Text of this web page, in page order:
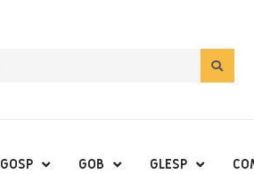
GOSP GOB GLESP